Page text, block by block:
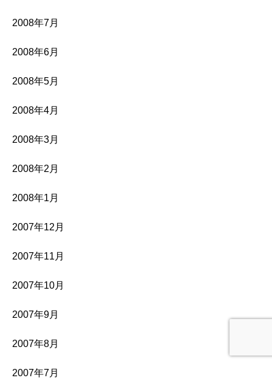
2008年7月
2008年6月
2008年5月
2008年4月
2008年3月
2008年2月
2008年1月
2007年12月
2007年11月
2007年10月
2007年9月
2007年8月
2007年7月